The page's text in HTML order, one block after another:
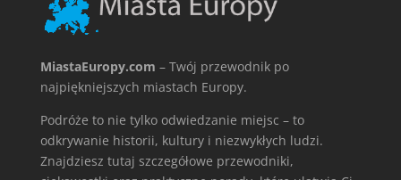
MiastaEuropy.com – Twój przewodnik po
najpiękniejszych miastach Europy.
Podróże to nie tylko odwiedzanie miejsc – to
odkrywanie historii, kultury i niezwykłych ludzi.
Znajdziesz tutaj szczegółowe przewodniki,